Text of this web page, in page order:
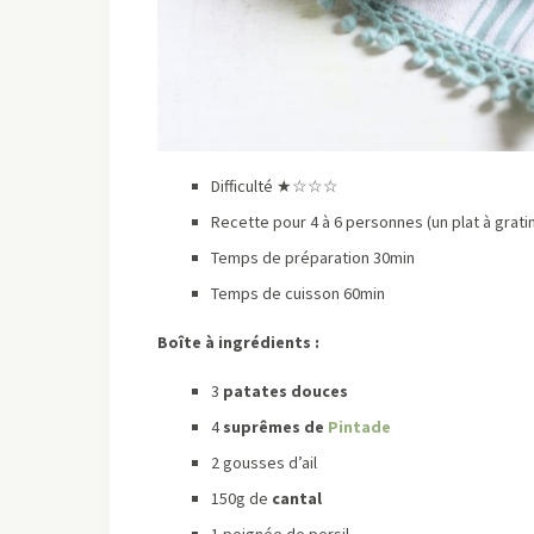
Difficulté ★☆☆☆
Recette pour 4 à 6 personnes (un plat à
Temps de préparation 30min
Temps de cuisson 60min
Boîte à ingrédients :
3 patates douces
4suprêmes de Pintade
2 gousses d’ail
150g de cantal